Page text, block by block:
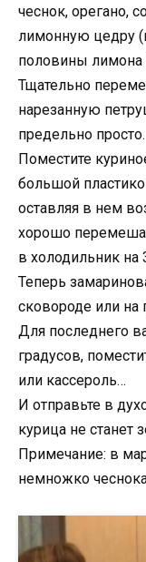
чеснок, орегано,
лимонную цедру
половины лимона
Тщательно
нарезанную
предельно просто.
Поместите
большой
оставляя в нем
хорошо
в холодильник на
Теперь
сковороде или на
Для последнего
градусов,
или кассероль…
И отправьте в
курица не станет
Примечание: в
немножко